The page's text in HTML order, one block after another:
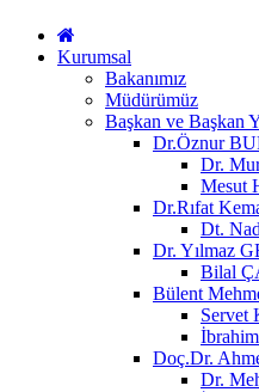
Kurumsal
Bakanımız
Müdürümüz
Başkan ve Başkan
Dr.Öznur
Dr.
Mesut
Dr.Rıfat
Dt.
Dr. Yılmaz
Bilal
Bülent
Doç.Dr.
Dr.